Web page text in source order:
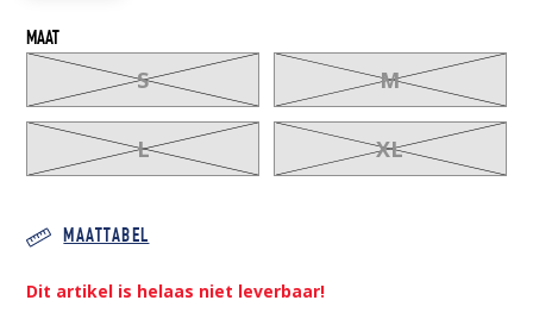
MAAT
S M
L XL
MAATTABEL
Dit artikel is helaas niet leverbaar!